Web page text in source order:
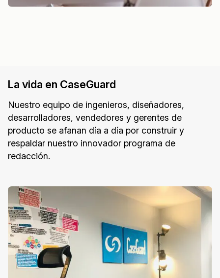
La vida en CaseGuard
Nuestro equipo de ingenieros, diseñadores,
desarrolladores, vendedores y gerentes de
producto se afanan día a día por construir y
respaldar nuestro innovador programa de
redacción.